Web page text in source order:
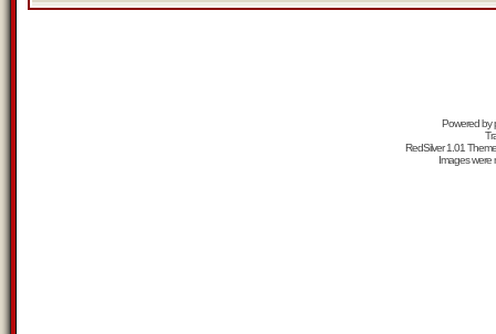
Powered by
RedSilver 1.01
Images were